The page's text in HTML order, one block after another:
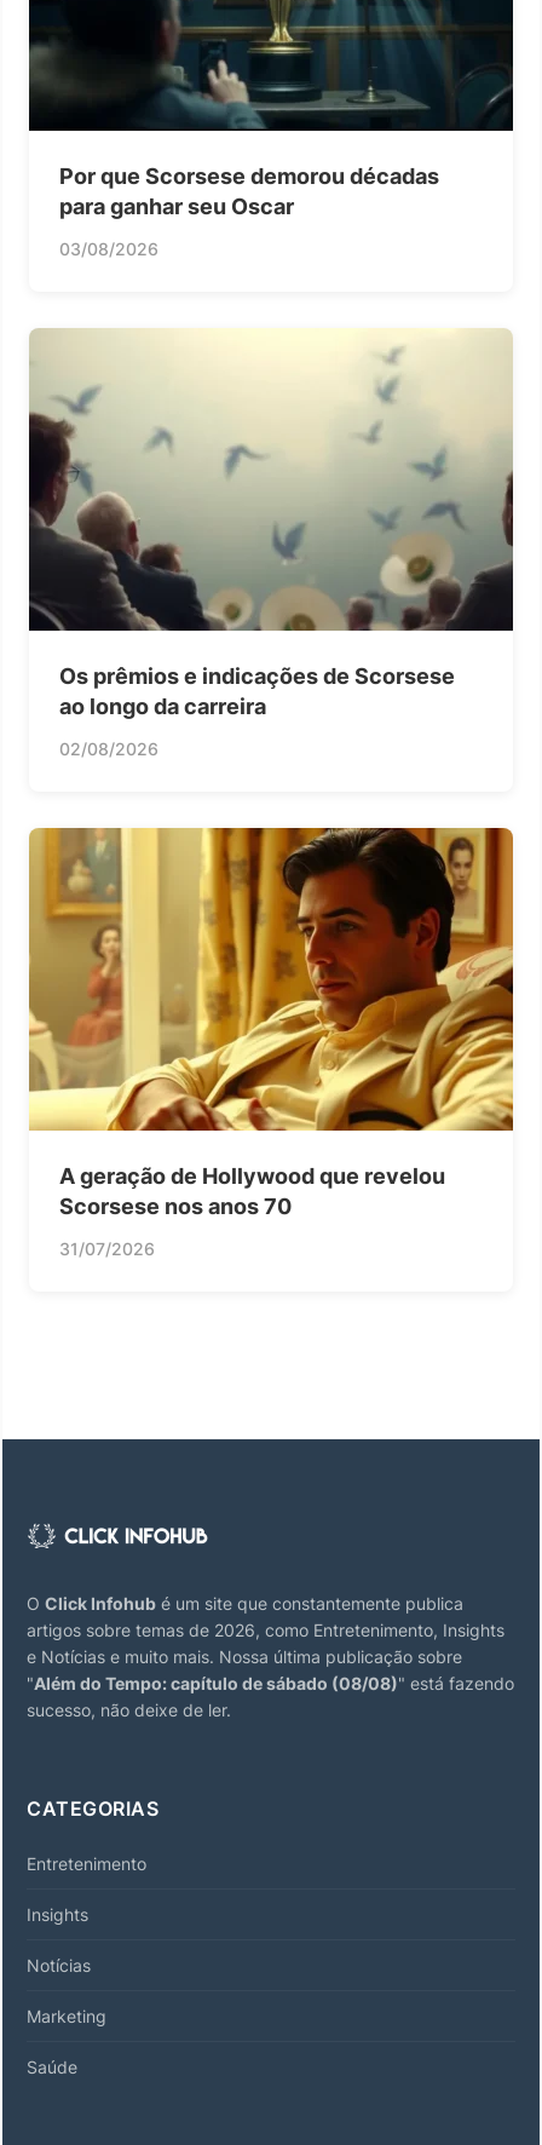
Por que Scorsese demorou décadas
para ganhar seu Oscar
03/08/2026
Os prêmios e indicações de Scorsese
ao longo da carreira
02/08/2026
A geração de Hollywood que revelou
Scorsese nos anos 70
31/07/2026
O Click Infohub é um site que constantemente publica
artigos sobre temas de 2026, como Entretenimento, Insights
e Notícias e muito mais. Nossa última publicação sobre
"Além do Tempo: capítulo de sábado (08/08)" está fazendo
sucesso, não deixe de ler.
CATEGORIAS
Entretenimento
Insights
Notícias
Marketing
Saúde